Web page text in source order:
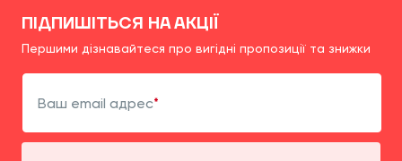
ПІДПИШІТЬСЯ НА АКЦІЇ
Першими дізнавайтеся про вигідні пропозиції та знижки
Ваш email адрес